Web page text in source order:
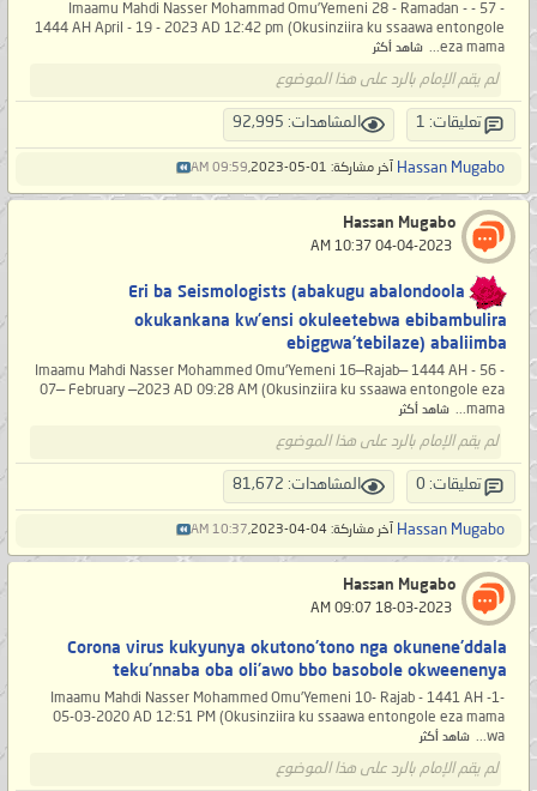
- 57 - Imaamu Mahdi Nasser Mohammad Omu’Yemeni 28 - Ramadan -
1444 AH April - 19 - 2023 AD 12:42 pm (Okusinziira ku ssaawa entongole
eza mama...
شاهد أكثر
لم يقم الإمام بالرد على هذا الموضوع
تعليقات: 1 المشاهدات: 92,995
Hassan Mugabo آخر مشاركة: 01-05-2023, 09:59 AM
Hassan Mugabo
Eri ba Seismologists (abakugu abalondoola
okukankana kw'ensi okuleetebwa ebibambulira
ebiggwa'tebilaze) abaliimba
- 56 - Imaamu Mahdi Nasser Mohammed Omu'Yemeni 16—Rajab— 1444 AH
07— February —2023 AD 09:28 AM (Okusinziira ku ssaawa entongole eza
mama...
شاهد أكثر
لم يقم الإمام بالرد على هذا الموضوع
تعليقات: 0 المشاهدات: 81,672
Hassan Mugabo آخر مشاركة: 04-04-2023, 10:37 AM
Hassan Mugabo
Corona virus kukyunya okutono'tono nga okunene'ddala
teku'nnaba oba oli'awo bbo basobole okweenenya
-1- Imaamu Mahdi Nasser Mohammed Omu'Yemeni 10- Rajab - 1441 AH
05-03-2020 AD 12:51 PM (Okusinziira ku ssaawa entongole eza mama
wa...
شاهد أكثر
لم يقم الإمام بالرد على هذا الموضوع